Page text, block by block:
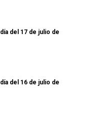
del 17 de julio de
del 16 de julio de